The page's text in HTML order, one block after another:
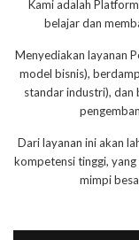
Kami adalah
belajar dan
Menyediakan layanan
model bisnis),
standar industri), dan
Dari layanan ini akan
kompetensi tinggi,
mimpi